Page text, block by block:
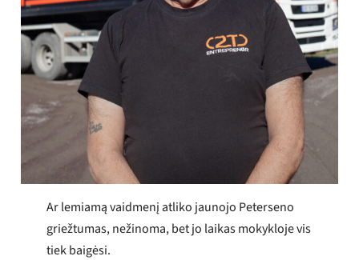
Ar lemiamą vaidmenį atliko jaunojo Peterseno
griežtumas, nežinoma, bet jo laikas mokykloje vis
tiek baigėsi.